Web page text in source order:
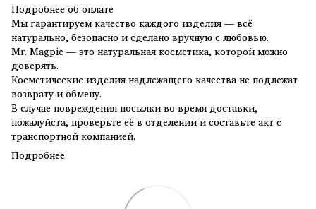
Подробнее об оплате
Мы гарантируем качество каждого изделия — всё
натурально, безопасно и сделано вручную с любовью.
Mr. Magpie — это натуральная косметика, которой можно
доверять.
Косметические изделия надлежащего качества не подлежат
возврату и обмену.
В случае повреждения посылки во время доставки,
пожалуйста, проверьте её в отделении и составьте акт с
транспортной компанией.
Подробнее